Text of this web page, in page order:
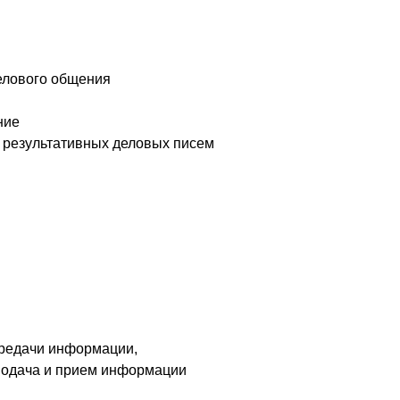
общения
деловых писем
информации,
и прием информации